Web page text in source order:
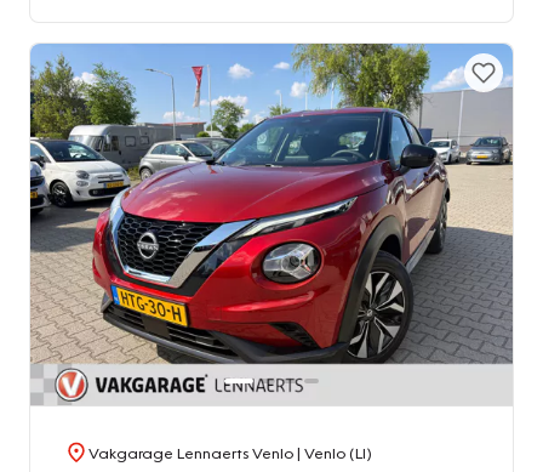
Vakgarage Lennaerts Venlo| Venlo (LI)